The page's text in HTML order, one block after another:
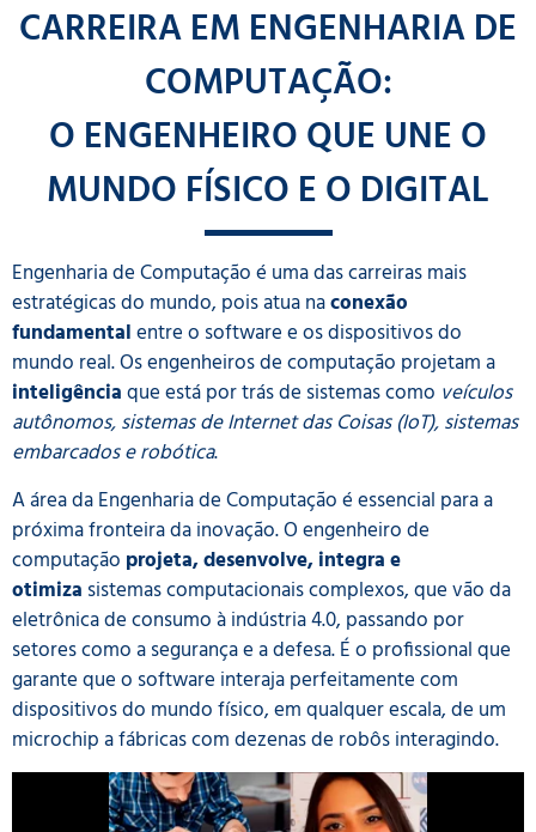
CARREIRA EM ENGENHARIA DE
COMPUTAÇÃO:
O ENGENHEIRO QUE UNE O
MUNDO FÍSICO E O DIGITAL
Engenharia de Computação é uma das carreiras mais
estratégicas do mundo, pois atua naconexão
fundamentalentre o software e os dispositivos do
mundo real. Os engenheiros de computação projetam a
inteligênciaque está por trás de sistemas como veículos
autônomos, sistemas de Internet das Coisas (IoT), sistemas
embarcados e robótica.
A área da Engenharia de Computação é essencial para a
próxima fronteira da inovação. O engenheiro de
computação projeta, desenvolve, integra e
otimiza sistemas computacionais complexos, que vão da
eletrônica de consumo à indústria 4.0, passando por
setores como a segurança e a defesa. É o profissional que
garante que o software interaja perfeitamente com
dispositivos do mundo físico, em qualquer escala, de um
microchip a fábricas com dezenas de robôs interagindo.